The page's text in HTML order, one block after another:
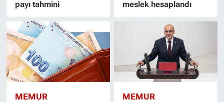
payı tahmini meslek hesaplandı
MEMUR MEMUR